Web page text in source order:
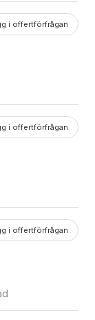
i offertförfrågan
i offertförfrågan
i offertförfrågan